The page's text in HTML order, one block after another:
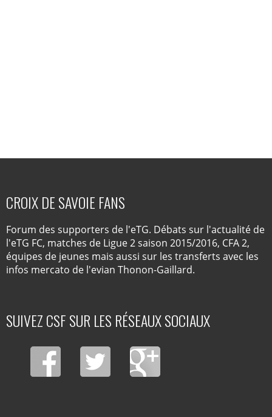
CROIX DE SAVOIE FANS
Forum des supporters de l'eTG. Débats sur l'actualité de
l'eTG FC, matches de Ligue 2 saison 2015/2016, CFA 2,
équipes de jeunes mais aussi sur les transferts avec les
infos mercato de l'evian Thonon-Gaillard.
SUIVEZ CSF SUR LES RÉSEAUX SOCIAUX